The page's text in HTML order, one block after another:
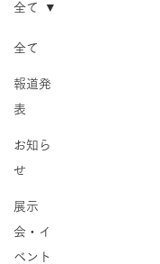
全て
報道発
表
お知ら
せ
展示
会・イ
ベント
全て